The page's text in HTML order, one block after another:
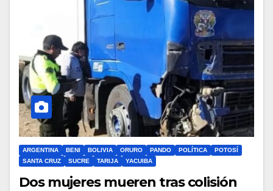
ARGENTINA BENI BOLIVIA ORURO PANDO POLÍTICA
POTOSÍ
SANTA CRUZ
SUCRE TARIJA YACUIBA
Dos mujeres mueren tras colisión